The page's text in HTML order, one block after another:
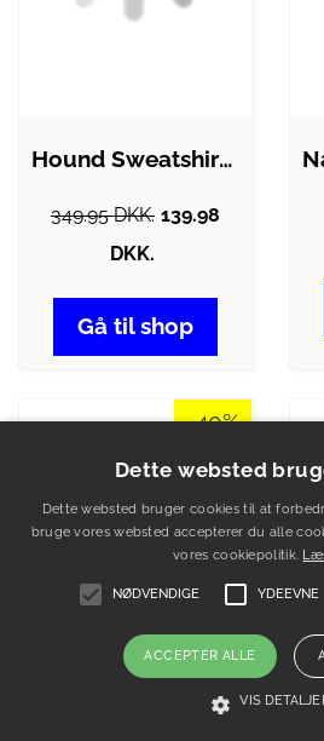
Hound Sweatshirt - Sort m. Struktur
349.95 DKK. 139.98
DKK.
Gå til shop
-40%
Dette websted
Dette websted bruger cookies til at
bruge vores websted accepterer du alle
vores cookiepolitik.
NØDVENDIGE YDEEVNE
ACCEPTER ALLE
VIS